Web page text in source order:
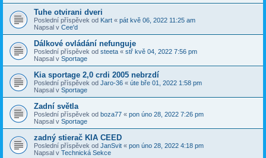
Tuhe otvirani dveri
Poslední příspěvek od Kart « pát kvě 06, 2022 11:25 am
Napsal v Cee'd
Dálkové ovládání nefunguje
Poslední příspěvek od steeta « stř kvě 04, 2022 7:56 pm
Napsal v Sportage
Kia sportage 2,0 crdi 2005 nebrzdí
Poslední příspěvek od Jaro-36 « úte bře 01, 2022 1:58 pm
Napsal v Sportage
Zadní světla
Poslední příspěvek od boza77 « pon úno 28, 2022 7:26 pm
Napsal v Sportage
zadný stierač KIA CEED
Poslední příspěvek od JanSvit « pon úno 28, 2022 4:18 pm
Napsal v Technická Sekce